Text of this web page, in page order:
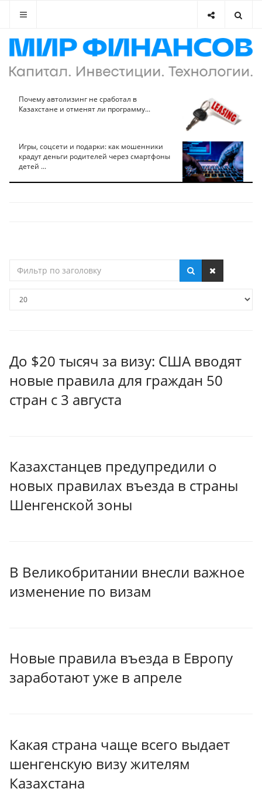
Почему автолизинг не сработал в
Казахстане и отменят ли программу...
Игры, соцсети и подарки: как мошенники
крадут деньги родителей через смартфоны
детей ...
по
До $20 тысяч за визу: США вводят
новые правила для граждан 50
стран с 3 августа
Казахстанцев предупредили о
новых правилах въезда в страны
Шенгенской зоны
В Великобритании внесли важное
изменение по визам
Новые правила въезда в Европу
заработают уже в апреле
Какая страна чаще всего выдает
шенгенскую визу жителям
Казахстана